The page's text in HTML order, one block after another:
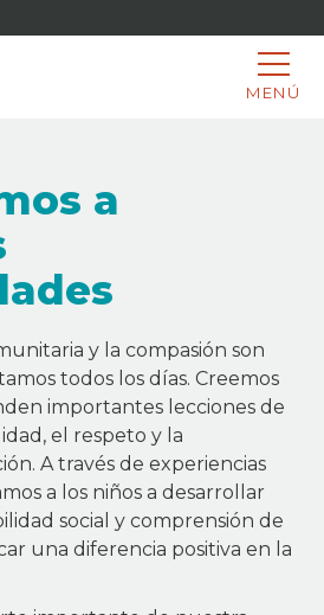
MENÚ
a
y la compasión son
todos los días. Creemos
importantes lecciones de
el respeto y la
A través de experiencias
a los niños a desarrollar
social y comprensión de
una diferencia positiva en la